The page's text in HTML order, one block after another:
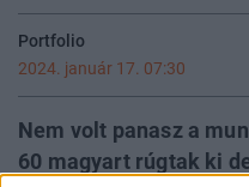
Portfolio
2024. január 17. 07:30
Nem volt panasz a
60 magyart rúgtak ki